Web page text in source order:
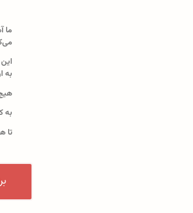
ما
به
به
تا